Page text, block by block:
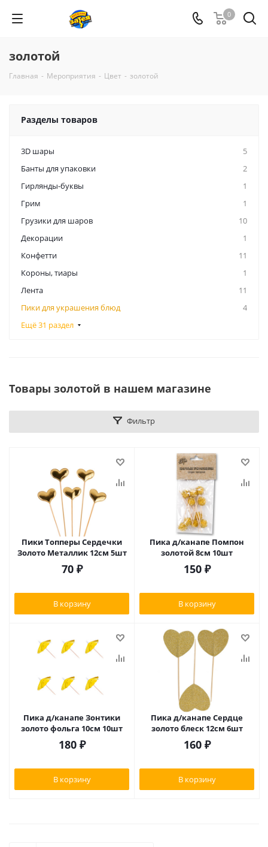
0
золотой
Главная - Мероприятия - Цвет - золотой
Разделы товаров
3D шары
5
Банты для упаковки
2
Гирлянды-буквы
1
Грим
1
Грузики для шаров
10
Декорации
1
Конфетти
11
Короны, тиары
1
Лента
11
Пики для украшения блюд
4
Ещё 31 раздел
Товары золотой в нашем магазине
Фильтр
Пики Топперы Сердечки
Золото Металлик 12см 5шт
70₽
В корзину
Пика д/канапе Помпон
золотой 8см 10шт
150₽
В корзину
Пика д/канапе Зонтики
золото фольга 10см 10шт
180₽
В корзину
Пика д/канапе Сердце
золото блеск 12см 6шт
160₽
В корзину